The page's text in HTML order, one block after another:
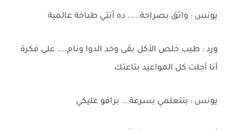
يونس : واثق بصراحة..... ده أنتي طباخة عالمية
ورد : طيب خلص الأكل بقى وخد الدوا ونام.... على فكرة
أنا أجلت كل المواعيد بتاعتك
يونس : بتتعلمي بسرعة... برافو عليكي